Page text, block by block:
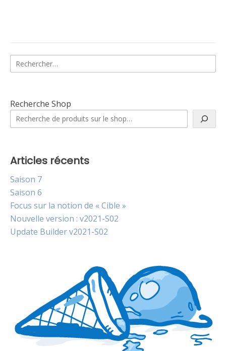
Rechercher :
Recherche Shop
Articles récents
Saison 7
Saison 6
Focus sur la notion de « Cible »
Nouvelle version : v2021-S02
Update Builder v2021-S02